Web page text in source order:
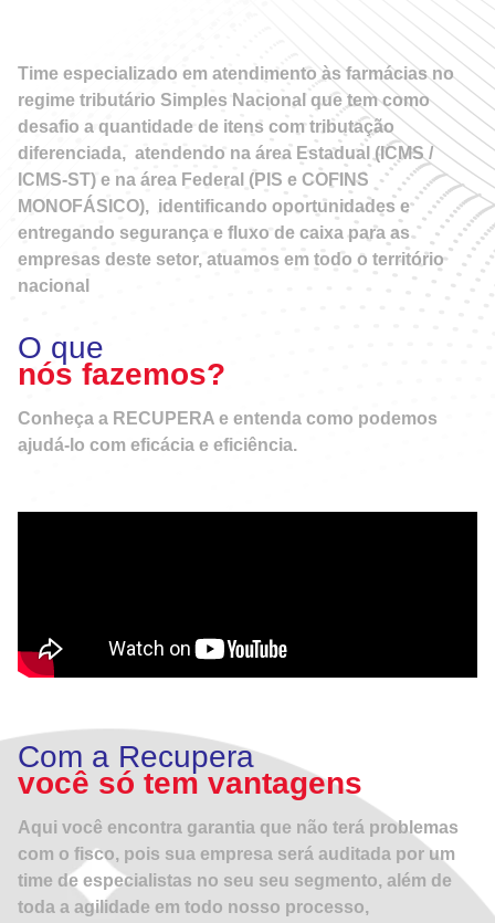
Time especializado em atendimento às farmácias no
regime tributário Simples Nacional que tem como
desafio a quantidade de itens com tributação
diferenciada, atendendo na área Estadual (ICMS /
ICMS-ST) e na área Federal (PIS e COFINS
MONOFÁSICO), identificando oportunidades e
entregando segurança e fluxo de caixa para as
empresas deste setor, atuamos em todo o território
nacional
O que
nós fazemos?
Conheça a RECUPERA e entenda como podemos
ajudá-lo com eficácia e eficiência.
Com a Recupera
você só tem vantagens
Aqui você encontra garantia que não terá problemas
com o fisco, pois sua empresa será auditada por um
time de especialistas no seu seu segmento, além de
toda a agilidade em todo nosso processo,